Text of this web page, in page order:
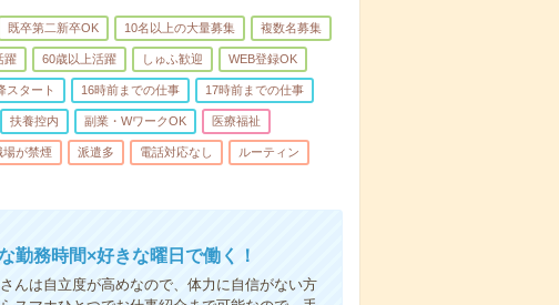
既卒第二新卒OK 10名以上の大量募集 複数名募集
躍 60歳以上活躍 しゅふ歓迎 WEB登録OK
スタート 16時前までの仕事 17時前までの仕事
扶養控内 副業・WワークOK 医療福祉
場が禁煙 派遣多 電話対応なし ルーティン
勤務時間×好きな曜日で働く！
んは自立度が高めなので、体力に自信がない方